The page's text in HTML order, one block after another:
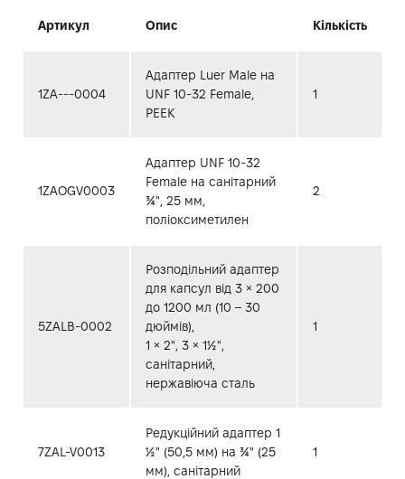
Артикул Опис Кількість
1ZA---0004
Адаптер Luer Male на
UNF 10-32 Female,
PEEK
1
1ZAOGV0003
Адаптер UNF 10-32
Female на санітарний
¾", 25 мм,
поліоксиметилен
2
5ZALB-0002
Розподільний адаптер
для капсул від 3 × 200
до 1200 мл (10 – 30
дюймів),
1 × 2", 3 × 1½",
санітарний,
нержавіюча сталь
1
7ZAL-V0013
Редукційний адаптер 1
½" (50,5 мм) на ¾" (25
мм), санітарний
1